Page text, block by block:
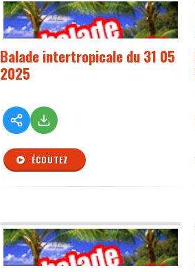
Balade intertropicale du 31 05
2025
ÉCOUTEZ